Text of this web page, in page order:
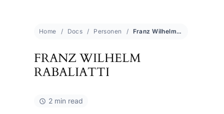
Home Docs Personen Franz Wilhelm Rabaliatti
FRANZ WILHELM
RABALIATTI
2 min read